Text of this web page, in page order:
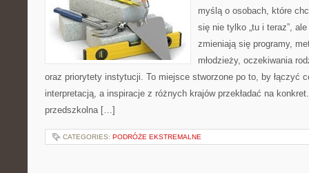
myślą o osobach, które
się nie tylko „tu i teraz”,
zmieniają się programy,
młodzieży, oczekiwania
oraz priorytety instytucji. To miejsce stworzone po to, by łączyć
interpretacją, a inspiracje z różnych krajów przekładać na
przedszkolna […]
CATEGORIES: PODRÓŻE EKSTREMALNE